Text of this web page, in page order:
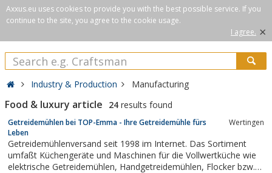
Axxus.eu uses cookies to provide you with the best possible service. If you
continue to the site, you agree to the cookie usage.
I agree. ×
Industry & Production Manufacturing
Food & luxury article 24 results found
Getreidemühlen bei TOP-Emma - Ihre Getreidemühle fürs
Leben
Wertingen
Getreidemühlenversand seit 1998 im Internet. Das Sortiment
umfaßt Küchengeräte und Maschinen für die Vollwertküche wie
elektrische Getreidemühlen, Handgetreidemühlen, Flocker bzw.